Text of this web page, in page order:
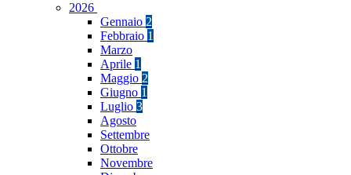
2026
Gennaio 2
Febbraio 1
Marzo
Aprile 1
Maggio 2
Giugno 1
Luglio 3
Agosto
Settembre
Ottobre
Novembre